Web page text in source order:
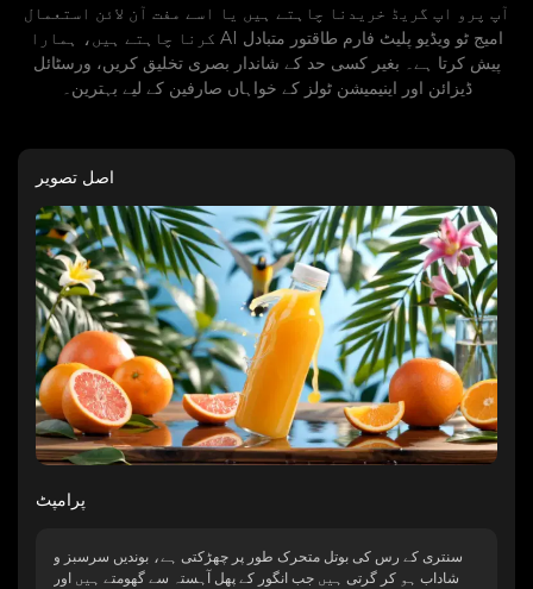
آپ پرو اپ گریڈ خریدنا چاہتے ہیں یا اسے مفت آن لائن استعمال
کرنا چاہتے ہیں، ہمارا AI امیج ٹو ویڈیو پلیٹ فارم طاقتور متبادل
پیش کرتا ہے۔ بغیر کسی حد کے شاندار بصری تخلیق کریں، ورسٹائل
ڈیزائن اور اینیمیشن ٹولز کے خواہاں صارفین کے لیے بہترین۔
اصل تصویر
پرامپٹ
سنتری کے رس کی بوتل متحرک طور پر چھڑکتی ہے، بوندیں سرسبز و
شاداب ہو کر گرتی ہیں جب انگور کے پھل آہستہ سے گھومتے ہیں اور